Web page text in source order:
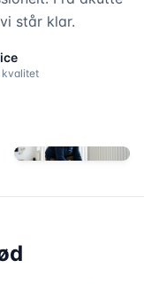
står klar.
kvalitet